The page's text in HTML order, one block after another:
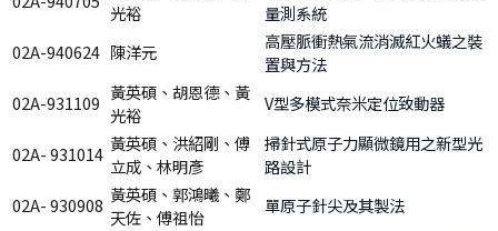
光裕
量測系統
02A-940624 陳洋元
高壓脈衝熱氣流消滅紅火蟻之裝
置與方法
02A-931109 黃英碩、胡恩德、黃
光裕
V型多模式奈米定位致動器
02A- 931014 黃英碩、洪紹剛、傅
立成、林明彥
掃針式原子力顯微鏡用之新型光
路設計
02A- 930908 黃英碩、郭鴻曦、鄭
天佐、傅祖怡
單原子針尖及其製法